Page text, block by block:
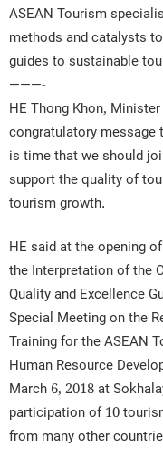
ASEAN Tourism
methods and catalysts
guides to sustainable
———-
HE Thong Khon,
congratulatory
is time that we should
support the quality of
tourism growth.
HE said at the opening
the Interpretation of the
Quality and Excellence
Special Meeting on the
Training for the ASEAN
Human Resource
March 6, 2018 at
participation of 10
from many other